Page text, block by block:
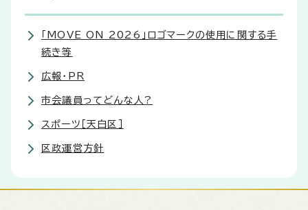
「MOVE ON 2026」ロゴマークの使用に関する手
続き等
広報・PR
市会議員ってどんな人?
スポーツ［天白区］
区政運営方針